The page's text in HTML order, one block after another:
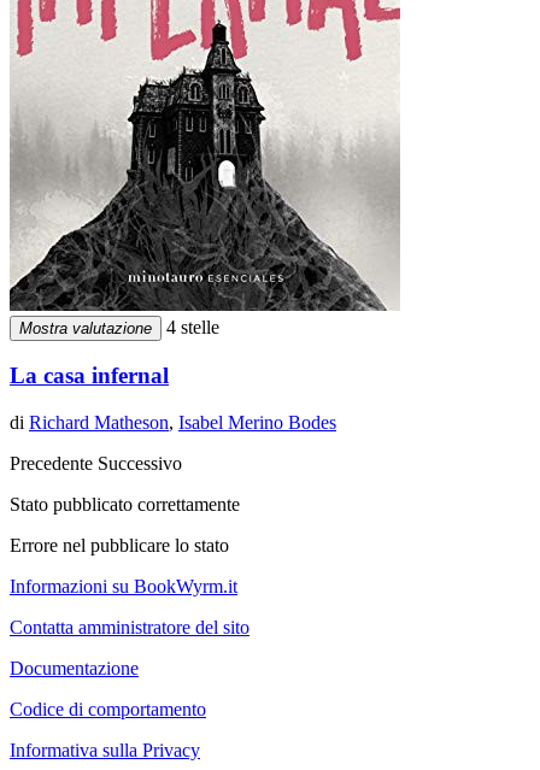
Mostra valutazione 4 stelle
La casa infernal
di Richard Matheson, Isabel Merino Bodes
Precedente Successivo
Stato pubblicato correttamente
Errore nel pubblicare lo stato
Informazioni su BookWyrm.it
Contatta amministratore del sito
Documentazione
Codice di comportamento
Informativa sulla Privacy